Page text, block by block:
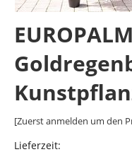
[Zuerst anmelden um den
Lieferzeit: